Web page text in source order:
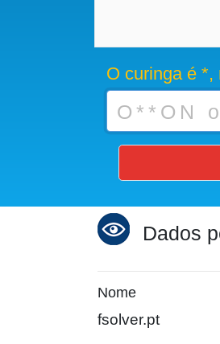
O curinga é *,
Dados
Nome
fsolver.pt